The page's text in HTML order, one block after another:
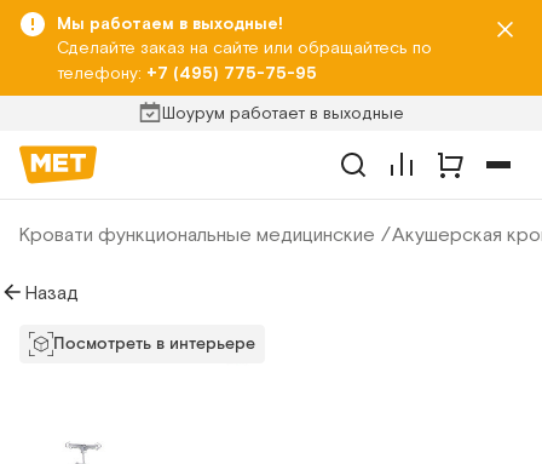
Мы работаем в выходные!
Сделайте заказ на сайте или обращайтесь по
телефону: +7 (495) 775-75-95
Шоурум работает в выходные
Кровати функциональные медицинские Акушерская
Назад
Посмотреть в интерьере